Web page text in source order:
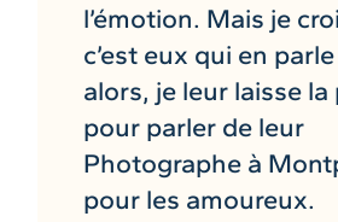
l’émotion. Mais je
c’est eux qui en
alors, je leur laisse la
pour parler de leur
Photographe à
pour les amoureux.